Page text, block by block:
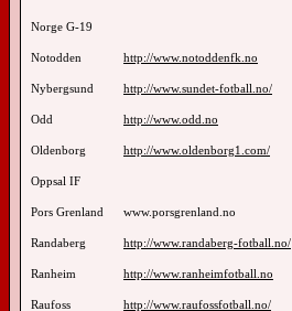
Norge G-19
Notodden http://www.notoddenfk.no
Nybergsund http://www.sundet-fotball.no/
Odd http://www.odd.no
Oldenborg http://www.oldenborg1.com/
Oppsal IF
Pors Grenland www.porsgrenland.no
Randaberg http://www.randaberg-fotball.no/
Ranheim http://www.ranheimfotball.no
Raufoss http://www.raufossfotball.no/